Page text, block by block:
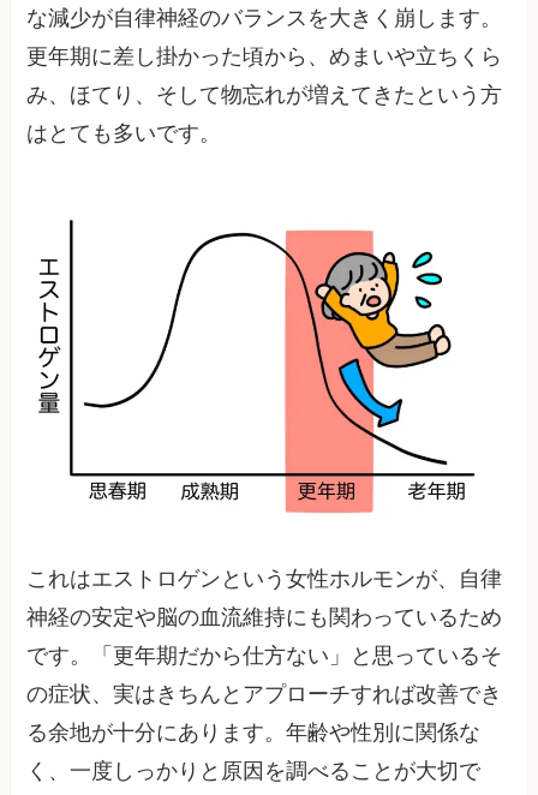
な減少が自律神経のバランスを大きく崩します。
更年期に差し掛かった頃から、めまいや立ちくら
み、ほてり、そして物忘れが増えてきたという方
はとても多いです。
これはエストロゲンという女性ホルモンが、自律
神経の安定や脳の血流維持にも関わっているため
です。「更年期だから仕方ない」と思っているそ
の症状、実はきちんとアプローチすれば改善でき
る余地が十分にあります。年齢や性別に関係な
く、一度しっかりと原因を調べることが大切で